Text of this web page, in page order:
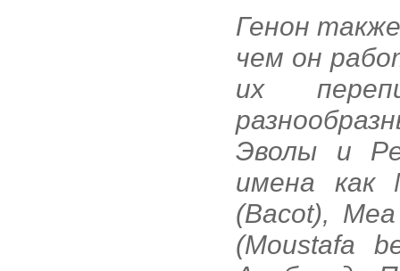
Генон
чем он
их
Эволы и
имена как
(Bacot),
(Moustafa